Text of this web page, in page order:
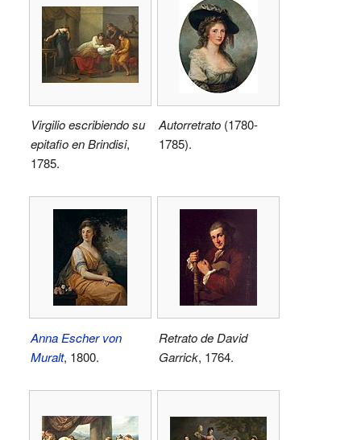
Virgilio escribiendo su
epitafio en Brindisi,
1785.
Autorretrato (1780-
1785).
Anna Escher von
Muralt, 1800.
Retrato de David
Garrick, 1764.